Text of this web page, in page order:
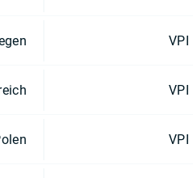
VPI
VPI
VPI